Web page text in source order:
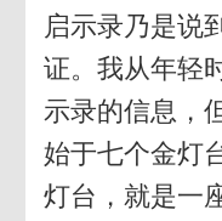
启示录乃是说
证。我从年轻
示录的信息，
始于七个金灯
灯台，就是一